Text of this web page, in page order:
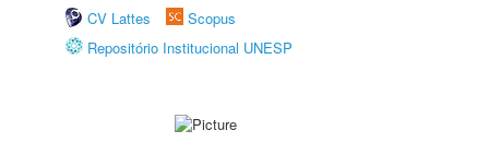
CV Lattes
Scopus
Repositório Institucional UNESP